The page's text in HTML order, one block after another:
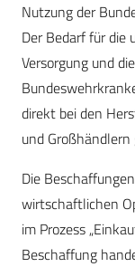
Nutzung der
Der Bedarf für
Versorgung und
direkt bei den
und
Die
wirtschaftlichen
im Prozess
Beschaffung